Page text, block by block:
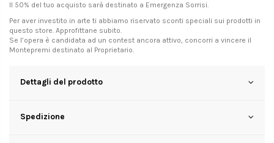
Il 50% del tuo acquisto sarà destinato a Emergenza Sorrisi.
Per aver investito in arte ti abbiamo riservato sconti speciali sui prodotti in
questo store. Approfittane subito.
Se l’opera è candidata ad un contest ancora attivo, concorri a vincere il
Montepremi destinato al Proprietario.
Dettagli del prodotto
Spedizione